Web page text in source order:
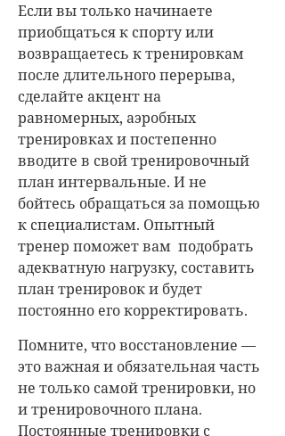
Если вы только начинаете
приобщаться к спорту или
возвращаетесь к тренировкам
после длительного перерыва,
сделайте акцент на
равномерных, аэробных
тренировках и постепенно
вводите в свой тренировочный
план интервальные. И не
бойтесь обращаться за помощью
к специалистам. Опытный
тренер поможет вам подобрать
адекватную нагрузку, составить
план тренировок и будет
постоянно его корректировать.
Помните, что восстановление —
это важная и обязательная часть
не только самой тренировки, но
и тренировочного плана.
Постоянные тренировки с